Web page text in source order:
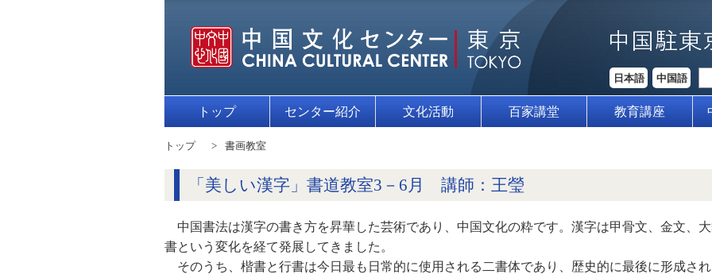
日本語 中国語
トップ センター紹介 文化活動 百家講堂 教育講座
トップ 書画教室
「美しい漢字」書道教室3－6月 講師：王瑩
中国書法は漢字の書き方を昇華した芸術であり、中国文化の粋です。漢字は甲骨文、金文、
書という変化を経て発展してきました。
そのうち、楷書と行書は今日最も日常的に使用される二書体であり、歴史的に最後に形成さ